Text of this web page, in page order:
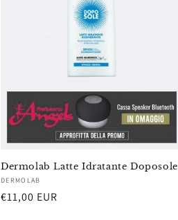
Dermolab Latte Idratante Doposole
Fornitore:
DERMOLAB
Prezzo
€11,00 EUR